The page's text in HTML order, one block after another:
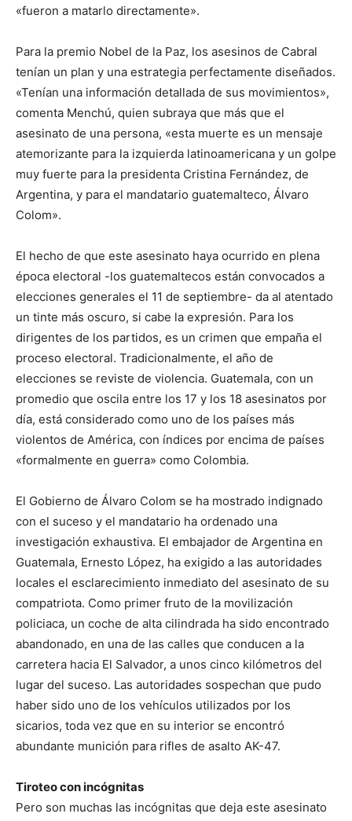
«fueron a matarlo directamente».
Para la premio Nobel de la Paz, los asesinos de Cabral
tenían un plan y una estrategia perfectamente diseñados.
«Tenían una información detallada de sus movimientos»,
comenta Menchú, quien subraya que más que el
asesinato de una persona, «esta muerte es un mensaje
atemorizante para la izquierda latinoamericana y un golpe
muy fuerte para la presidenta Cristina Fernández, de
Argentina, y para el mandatario guatemalteco, Álvaro
Colom».
El hecho de que este asesinato haya ocurrido en plena
época electoral -los guatemaltecos están convocados a
elecciones generales el 11 de septiembre- da al atentado
un tinte más oscuro, si cabe la expresión. Para los
dirigentes de los partidos, es un crimen que empaña el
proceso electoral. Tradicionalmente, el año de
elecciones se reviste de violencia. Guatemala, con un
promedio que oscila entre los 17 y los 18 asesinatos por
día, está considerado como uno de los países más
violentos de América, con índices por encima de países
«formalmente en guerra» como Colombia.
El Gobierno de Álvaro Colom se ha mostrado indignado
con el suceso y el mandatario ha ordenado una
investigación exhaustiva. El embajador de Argentina en
Guatemala, Ernesto López, ha exigido a las autoridades
locales el esclarecimiento inmediato del asesinato de su
compatriota. Como primer fruto de la movilización
policiaca, un coche de alta cilindrada ha sido encontrado
abandonado, en una de las calles que conducen a la
carretera hacia El Salvador, a unos cinco kilómetros del
lugar del suceso. Las autoridades sospechan que pudo
haber sido uno de los vehículos utilizados por los
sicarios, toda vez que en su interior se encontró
abundante munición para rifles de asalto AK-47.
Tiroteo con incógnitas
Pero son muchas las incógnitas que deja este asesinato